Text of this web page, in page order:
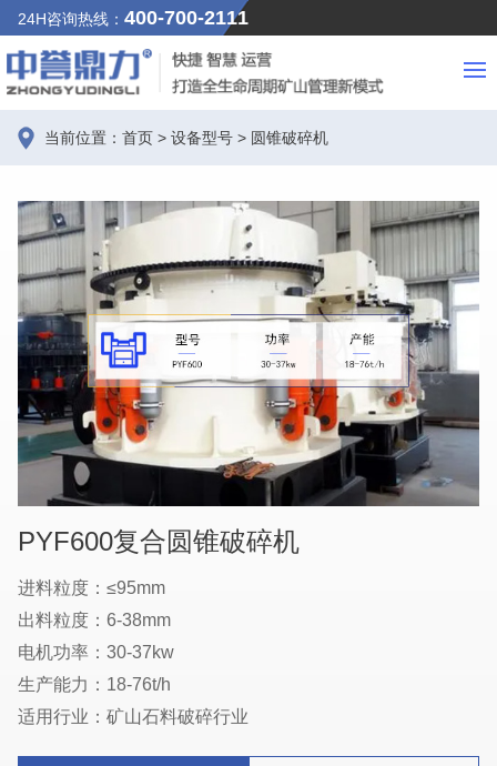
24H咨询热线： 400-700-2111
当前位置： 首页 > 设备型号 > 圆锥破碎机
PYF600复合圆锥破碎机
进料粒度：≤95mm
出料粒度：6-38mm
电机功率：30-37kw
生产能力：18-76t/h
适用行业：矿山石料破碎行业